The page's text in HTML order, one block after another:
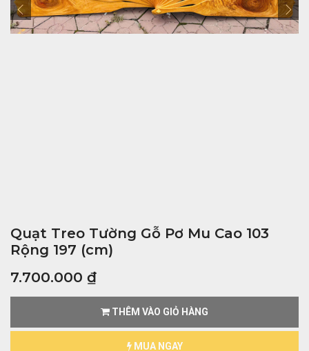
Quạt Treo Tường Gỗ Pơ Mu Cao 103
Rộng 197 (cm)
7.700.000 ₫
THÊM VÀO GIỎ HÀNG
MUA NGAY